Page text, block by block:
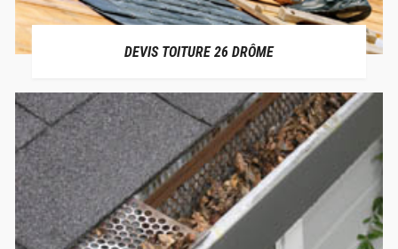
DEVIS TOITURE 26 DRÔME